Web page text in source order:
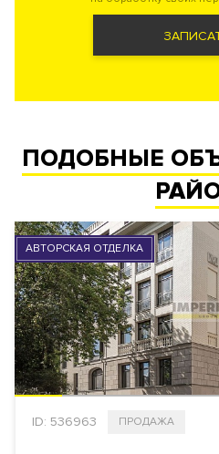
ПОДОБНЫЕ
АВТОРСКАЯ ОТДЕЛКА
ID: 536963 ПРОДАЖА